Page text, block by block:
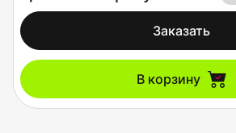
Заказать
В корзину